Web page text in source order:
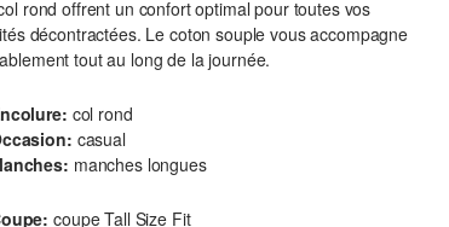
rond offrent un confort optimal pour toutes vos
décontractées. Le coton souple vous accompagne
tout au long de la journée.
col rond
casual
manches longues
coupe Tall Size Fit